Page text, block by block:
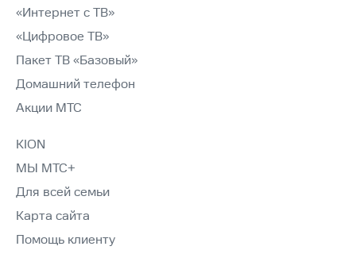
«Интернет с ТВ»
«Цифровое ТВ»
Пакет ТВ «Базовый»
Домашний телефон
Акции МТС
KION
МЫ МТС+
Для всей семьи
Карта сайта
Помощь клиенту